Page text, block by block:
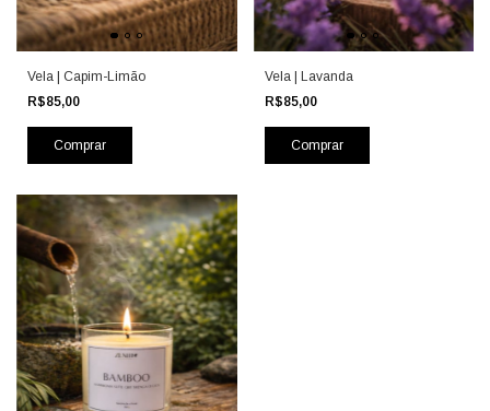
Vela | Capim-Limão
R$85,00
Vela | Lavanda
R$85,00